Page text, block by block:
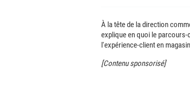
À la tête de la direction
explique en quoi le parcours-
l'expérience-client en
[Contenu sponsorisé]